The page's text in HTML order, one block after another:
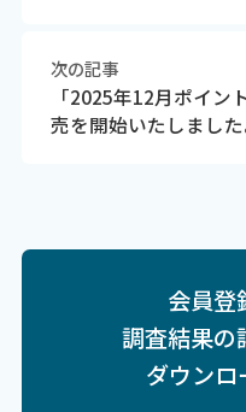
次の記事
「2025年12月ポイン
売を開始いたしました
会員登
調査結果の
ダウンロ